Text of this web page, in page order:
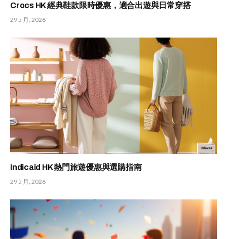
Crocs HK 經典鞋款限時優惠，適合出遊與日常穿搭
29 5 月, 2026
Indicaid HK 熱門旅遊優惠與選購指南
29 5 月, 2026